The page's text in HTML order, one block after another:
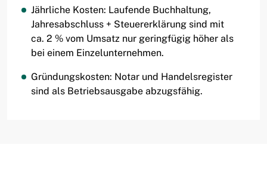
Jährliche Kosten: Laufende Buchhaltung,
Jahresabschluss + Steuererklärung sind mit
ca. 2 % vom Umsatz nur geringfügig höher als
bei einem Einzelunternehmen.
Gründungskosten: Notar und Handelsregister
sind als Betriebsausgabe abzugsfähig.